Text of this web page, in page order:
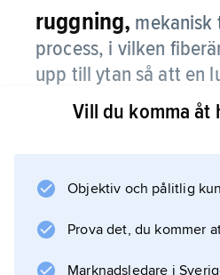
ruggning,
process, i vilken
upp till ytan så att en
Exempel på ruggade
Information om
Vill du komma åt
Objektiv och pålitlig
Prova det, du kommer
Marknadsledare i